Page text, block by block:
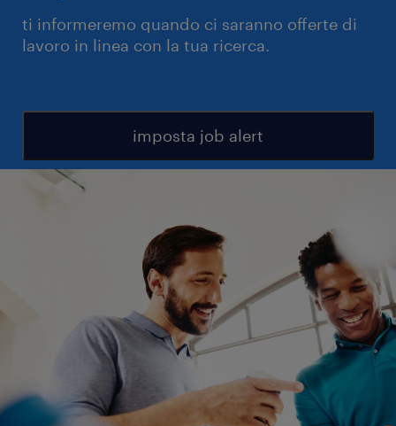
ti informeremo quando ci saranno offerte di
lavoro in linea con la tua ricerca.
imposta job alert